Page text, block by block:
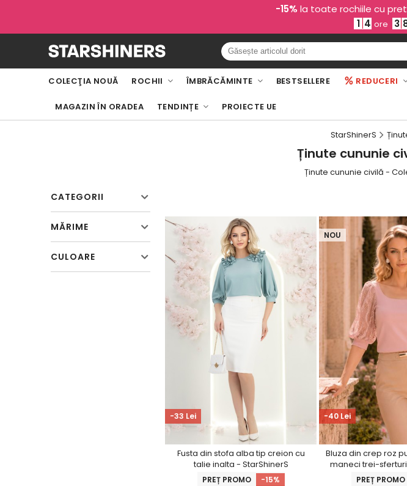
-15% la toate rochiile cu
1 4 ore 3
COLECŢIA NOUĂ ROCHII ÎMBRĂCĂMINTE BESTSELLERE REDUCERI
MAGAZIN ÎN ORADEA TENDINȚE PROIECTE UE
StarShinerS
Ținute cununie
Ținute cununie civilă -
CATEGORII
MĂRIME
CULOARE
-33 Lei
Fusta din stofa alba tip creion cu
talie inalta - StarShinerS
PREȚ PROMO -15%
-40 Lei
NOU
Bluza din crep roz
maneci trei-
PREȚ PROMO